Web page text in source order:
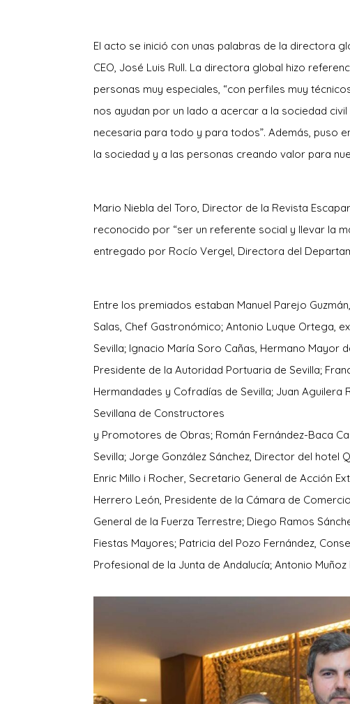
El acto se inició con unas palabras de la directora
CEO, José Luis Rull. La directora global hizo
personas muy especiales, “con perfiles muy
nos ayudan por un lado a acercar a la sociedad
necesaria para todo y para todos”. Además, puso
la sociedad y a las personas creando valor para
Mario Niebla del Toro, Director de la Revista
reconocido por “ser un referente social y llevar la
entregado por Rocío Vergel, Directora del
Entre los premiados estaban Manuel Parejo
Salas, Chef Gastronómico; Antonio Luque Ortega,
Sevilla; Ignacio María Soro Cañas, Hermano Mayor
Presidente de la Autoridad Portuaria de Sevilla;
Hermandades y Cofradías de Sevilla; Juan Aguilera
Sevillana de Constructores
y Promotores de Obras; Román Fernández-Baca
Sevilla; Jorge González Sánchez, Director del hotel
Enric Millo i Rocher, Secretario General de Acción
Herrero León, Presidente de la Cámara de
General de la Fuerza Terrestre; Diego Ramos
Fiestas Mayores; Patricia del Pozo Fernández,
Profesional de la Junta de Andalucía; Antonio Muñoz